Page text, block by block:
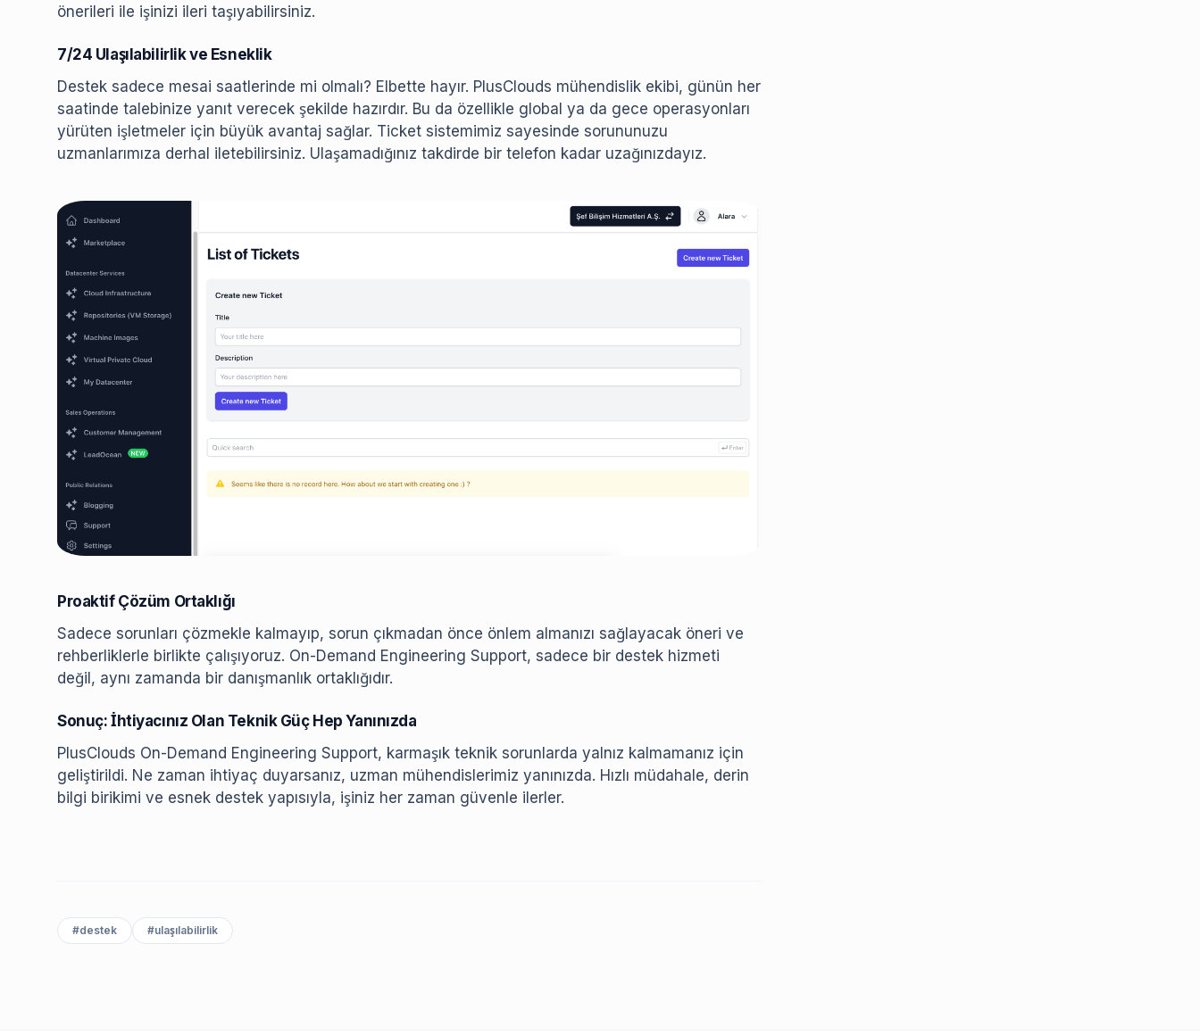
önerileri ile işinizi ileri taşıyabilirsiniz.
7/24 Ulaşılabilirlik ve Esneklik
Destek sadece mesai saatlerinde mi olmalı? Elbette hayır. PlusClouds mühendislik ekibi, günün her
saatinde talebinize yanıt verecek şekilde hazırdır. Bu da özellikle global ya da gece operasyonları
yürüten işletmeler için büyük avantaj sağlar. Ticket sistemimiz sayesinde sorununuzu
uzmanlarımıza derhal iletebilirsiniz. Ulaşamadığınız takdirde bir telefon kadar uzağınızdayız.
Proaktif Çözüm Ortaklığı
Sadece sorunları çözmekle kalmayıp, sorun çıkmadan önce önlem almanızı sağlayacak öneri ve
rehberliklerle birlikte çalışıyoruz. On-Demand Engineering Support, sadece bir destek hizmeti
değil, aynı zamanda bir danışmanlık ortaklığıdır.
Sonuç: İhtiyacınız Olan Teknik Güç Hep Yanınızda
PlusClouds On-Demand Engineering Support, karmaşık teknik sorunlarda yalnız kalmamanız için
geliştirildi. Ne zaman ihtiyaç duyarsanız, uzman mühendislerimiz yanınızda. Hızlı müdahale, derin
bilgi birikimi ve esnek destek yapısıyla, işiniz her zaman güvenle ilerler.
#destek #ulaşılabilirlik